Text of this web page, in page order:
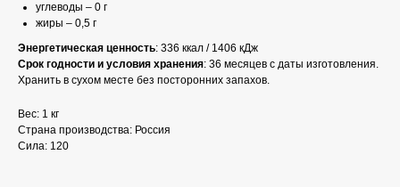
углеводы – 0 г
жиры – 0,5 г
Энергетическая ценность: 336 ккал / 1406 кДж
Срок годности и условия хранения: 36 месяцев с даты изготовления.
Хранить в сухом месте без посторонних запахов.
Вес: 1 кг
Страна производства: Россия
Сила: 120